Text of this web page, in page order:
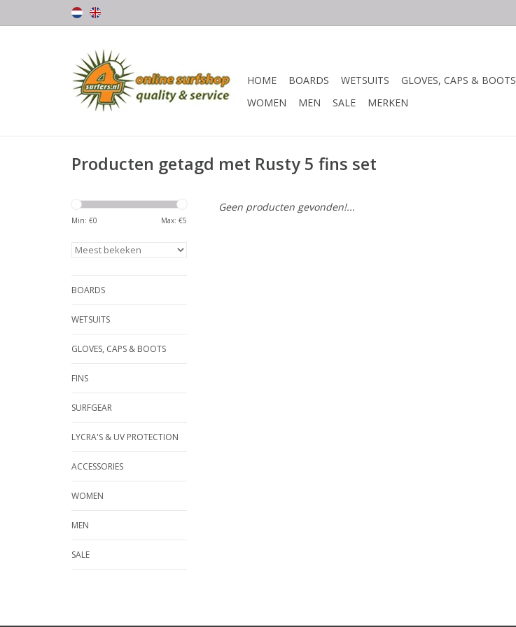
HOME BOARDS WETSUITS GLOVES, CAPS & BOOTS
WOMEN
MEN SALE MERKEN
Producten getagd met Rusty 5 fins set
Min: €0 Max: €5
BOARDS
WETSUITS
GLOVES, CAPS & BOOTS
FINS
SURFGEAR
LYCRA'S & UV PROTECTION
ACCESSORIES
WOMEN
MEN
SALE
Geen producten gevonden!...